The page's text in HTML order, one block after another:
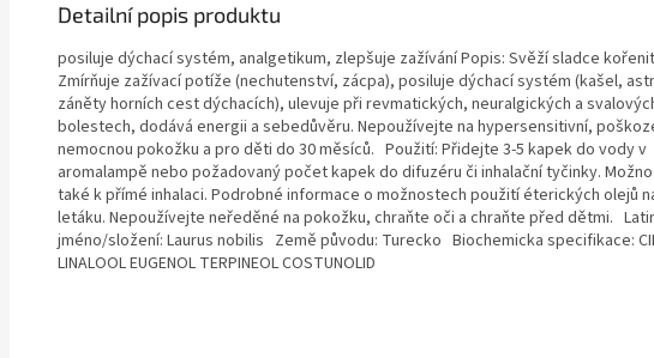
Detailní popis produktu
posiluje dýchací systém, analgetikum, zlepšuje zažívání Popis: Svěží sladce
Zmírňuje zažívací potíže (nechutenství, zácpa), posiluje dýchací systém (kašel,
záněty horních cest dýchacích), ulevuje při revmatických, neuralgických a
bolestech, dodává energii a sebedůvěru. Nepoužívejte na hypersensitivní,
nemocnou pokožku a pro děti do 30 měsíců. Použití: Přidejte 3-5 kapek do vody v
aromalampě nebo požadovaný počet kapek do difuzéru či inhalační tyčinky.
také k přímé inhalaci. Podrobné informace o možnostech použití éterických olejů
letáku. Nepoužívejte neředěné na pokožku, chraňte oči a chraňte před dětmi.
jméno/složení: Laurus nobilis Země původu: Turecko Biochemicka specifikace:
LINALOOL EUGENOL TERPINEOL COSTUNOLID